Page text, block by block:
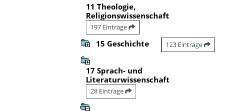
11 Theologie,
Religionswissenschaft
197 Einträge
15 Geschichte 123 Einträge
17 Sprach- und
Literaturwissenschaft
28 Einträge